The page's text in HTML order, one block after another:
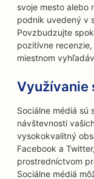
svoje mesto alebo
podnik uvedený v
Povzbudzujte
pozitívne
miestnom
Využívanie
Sociálne médiá sú
návštevnosti
vysokokvalitný
Facebook a
prostredníctvom
Sociálne médiá